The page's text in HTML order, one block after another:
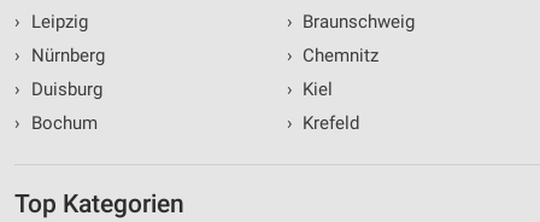
›
Leipzig
›
Nürnberg
›
Duisburg
›
Bochum
› Braunschweig
› Chemnitz
› Kiel
› Krefeld
Top Kategorien